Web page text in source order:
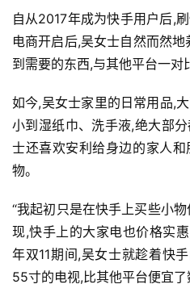
自从2017年成为快手用户后,
电商开启后,吴女士自然而然
到需要的东西,与其他平台一对
如今,吴女士家里的日常用品,
小到湿纸巾、洗手液,绝大部
士还喜欢安利给身边的家人
物。
“我起初只是在快手上买些小
现,快手上的大家电也价格实
年双11期间,吴女士就趁着快
55寸的电视,比其他平台便宜了